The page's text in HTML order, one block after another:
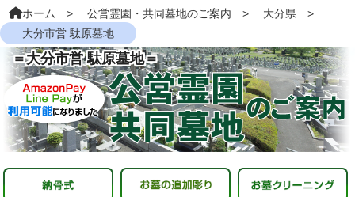
ホーム 公営霊園・共同墓地のご案内
大分県
大分市営 駄原墓地
＝大分市営 駄原墓地＝